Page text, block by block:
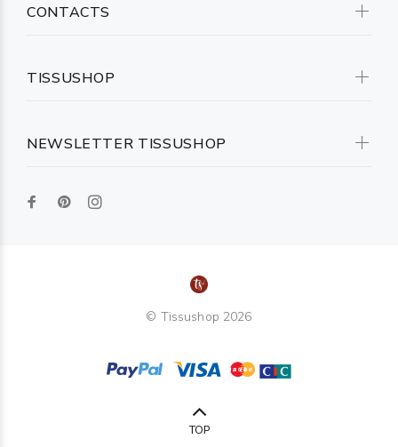
NEWSLETTER TISSUSHOP
CONTACTS
TISSUSHOP
© Tissushop 2026
TOP